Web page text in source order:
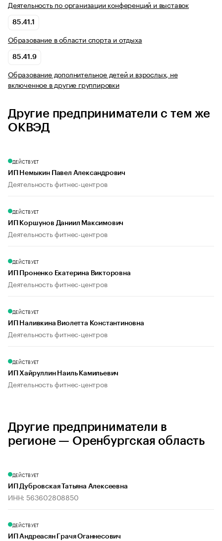
Деятельность по организации конференций и выставок
85.41.1
Образование в области спорта и отдыха
85.41.9
Образование дополнительное детей и взрослых, не
включенное в другие группировки
Другие предприниматели с тем же
ОКВЭД
ДЕЙСТВУЕТ
ИП Немыкин Павел Александрович
Деятельность фитнес-центров
ДЕЙСТВУЕТ
ИП Коршунов Даниил Максимович
Деятельность фитнес-центров
ДЕЙСТВУЕТ
ИП Проненко Екатерина Викторовна
Деятельность фитнес-центров
ДЕЙСТВУЕТ
ИП Наливкина Виолетта Константиновна
Деятельность фитнес-центров
ДЕЙСТВУЕТ
ИП Хайруллин Наиль Камильевич
Деятельность фитнес-центров
Другие предприниматели в
регионе — Оренбургская область
ДЕЙСТВУЕТ
ИП Дубровская Татьяна Алексеевна
ИНН: 563602808850
ДЕЙСТВУЕТ
ИП Андреасян Грачя Оганнесович